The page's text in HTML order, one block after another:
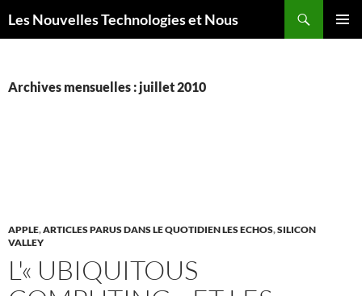
auLes Nouvelles Technologies et Nous
Archives mensuelles : juillet 2010
APPLE,ARTICLES PARUS DANS LE QUOTIDIEN LES ECHOS,SILICON
VALLEY
L'« UBIQUITOUS